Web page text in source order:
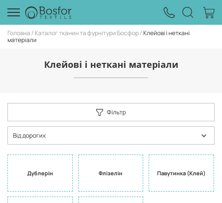
Головна Каталог тканин та фурнітури Босфор Клейові і неткані
матеріали
Клейові і неткані матеріали
Фільтр
Від дорогих
Дублерін Флізелін Павутинка (Клей)